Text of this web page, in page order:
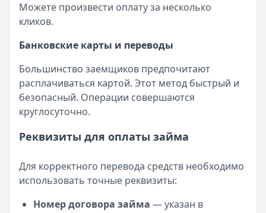
Можете произвести оплату за несколько
кликов.
Банковские карты и переводы
Большинство заемщиков предпочитают
расплачиваться картой. Этот метод быстрый и
безопасный. Операции совершаются
круглосуточно.
Реквизиты для оплаты займа
Для корректного перевода средств необходимо
использовать точные реквизиты:
Номер договора займа — указан в